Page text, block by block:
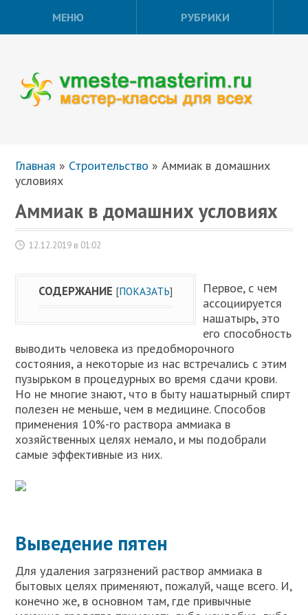
МЕНЮ РУБРИКИ
Главная » Строительство »Аммиак в домашних
условиях
Аммиак в домашних условиях
12.12.2019 в 01:02
СОДЕРЖАНИЕ [ПОКАЗАТЬ]
Первое, с чем
ассоциируется
нашатырь, это
его способность
выводить человека из предобморочного
состояния, а некоторые из нас встречались с этим
пузырьком в процедурных во время сдачи крови.
Но не многие знают, что в быту нашатырный спирт
полезен не меньше, чем в медицине. Способов
применения 10%-го раствора аммиака в
хозяйственных целях немало, и мы подобрали
самые эффективные из них.
Выведение пятен
Для удаления загрязнений раствор аммиака в
бытовых целях применяют, пожалуй, чаще всего. И,
конечно же, в основном там, где привычные